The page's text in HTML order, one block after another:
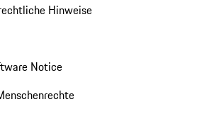
Hinweise
Notice